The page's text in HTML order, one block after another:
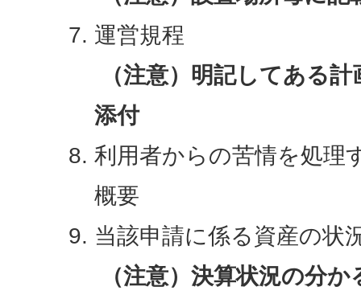
運営規程
（注意）明記してある
添付
利用者からの苦情を処理
概要
当該申請に係る資産の状
（注意）決算状況の分か